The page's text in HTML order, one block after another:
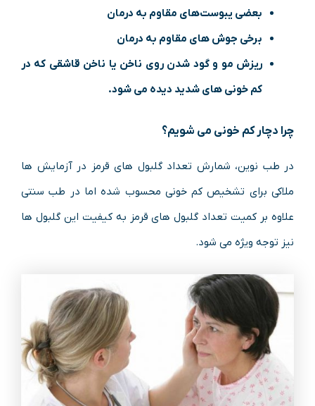
بعضی یبوست‌های مقاوم به درمان
برخی جوش‌ های مقاوم به درمان
ریزش مو و گود شدن روی ناخن یا ناخن قاشقی که در
کم‌ خونی‌ های شدید دیده می‌ شود.
چرا دچار کم خونی می‌ شویم؟
در طب نوین، شمارش تعداد گلبول‌ های قرمز در آزمایش ‌ها
ملاکی برای تشخیص کم‌ خونی محسوب شده اما در طب سنتی
علاوه ‌بر کمیت تعداد گلبول‌ های قرمز به کیفیت این گلبول‌ ها
نیز توجه ویژه می ‌شود.